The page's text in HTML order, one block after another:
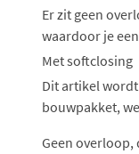
Er zit geen
waardoor je
Met softclosing
Dit artikel
bouwpakket,
Geen overloop,